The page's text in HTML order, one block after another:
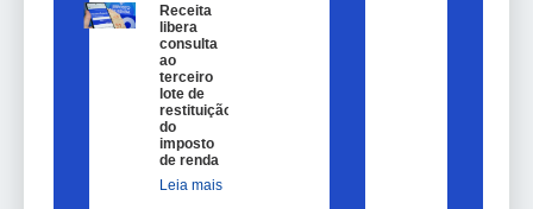
Receita
libera
consulta
ao
terceiro
lote de
restituição
do
imposto
de renda
Leia mais